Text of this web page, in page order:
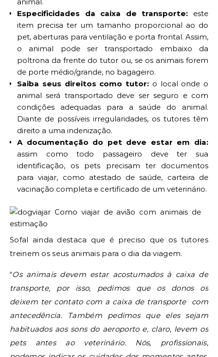
Especificidades da caixa de transporte: este
item precisa ter um tamanho proporcional ao do
pet, aberturas para ventilação e porta frontal. Assim,
o animal pode ser transportado embaixo da
poltrona da frente do tutor ou, se os animais forem
de porte médio/grande, no bagageiro.
Saiba seus direitos como tutor: o local onde o
animal será transportado deve ser seguro e com
condições adequadas para a saúde do animal.
Diante de possíveis irregularidades, os tutores têm
direito a uma indenização.
A documentação do pet deve estar em dia:
assim como todo passageiro deve ter sua
identificação, os pets precisam ter documentos
para viajar, como atestado de saúde, carteira de
vacinação completa e certificado de um veterinário.
Sofal ainda destaca que é preciso que os tutores
treinem os seus animais para o dia da viagem.
“Os animais devem estar acostumados à caixa de
transporte, por isso, pedimos que os donos os
deixem ter contato com a caixa de transporte com
antecedência. Também pedimos que eles sejam
habituados aos sons do aeroporto e, claro, levem os
pets antes ao veterinário. Nós, profissionais,